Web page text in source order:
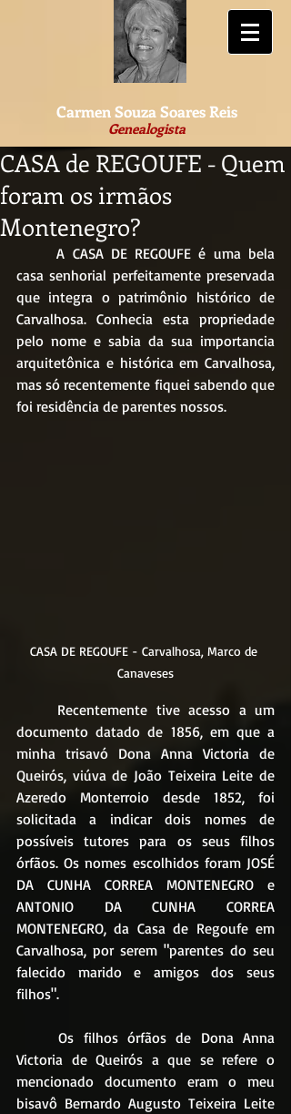
Carmen Souza Soares Reis
Genealogista
CASA de REGOUFE - Quem
foram os irmãos
Montenegro?
	A CASA DE REGOUFE é uma bela
casa senhorial perfeitamente preservada
que integra o patrimônio histórico de
Carvalhosa. Conhecia esta propriedade
pelo nome e sabia da sua importancia
arquitetônica e histórica em Carvalhosa,
mas só recentemente fiquei sabendo que
foi residência de parentes nossos.
CASA DE REGOUFE - Carvalhosa, Marco de
Canaveses
documento datado de 1856, em que a
minha trisavó Dona Anna Victoria de
Queirós, viúva de João Teixeira Leite de
Azeredo Monterroio desde 1852, foi
solicitada a indicar dois nomes de
possíveis tutores para os seus filhos
órfãos. Os nomes escolhidos foram JOSÉ
DA CUNHA CORREA MONTENEGRO e
ANTONIO DA CUNHA CORREA
MONTENEGRO, da Casa de Regoufe em
Carvalhosa, por serem "parentes do seu
falecido marido e amigos dos seus
filhos".
	Os filhos órfãos de Dona Anna
Victoria de Queirós a que se refere o
mencionado documento eram o meu
bisavô Bernardo Augusto Teixeira Leite